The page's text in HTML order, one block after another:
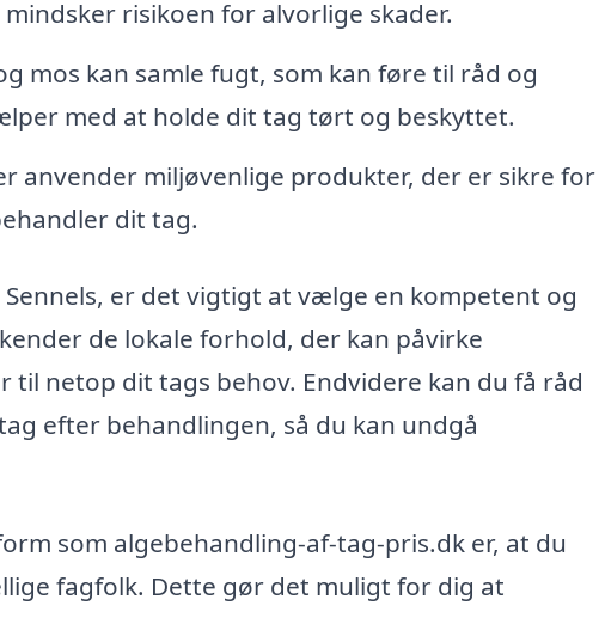
risikoen for alvorlige skader.
mos kan samle fugt, som kan føre til råd og
med at holde dit tag tørt og beskyttet.
anvender miljøvenlige produkter, der er sikre for
dit tag.
er det vigtigt at vælge en kompetent og
de lokale forhold, der kan påvirke
netop dit tags behov. Endvidere kan du få råd
efter behandlingen, så du kan undgå
som algebehandling-af-tag-pris.dk er, at du
fagfolk. Dette gør det muligt for dig at